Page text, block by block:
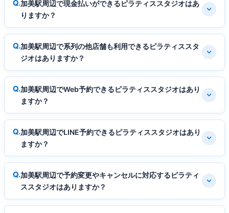
加美駅周辺で現金払いができるピラティススタジオはあ
りますか？
加美駅周辺で系列の他店舗も利用できるピラティススタ
ジオはありますか？
加美駅周辺でWeb予約できるピラティススタジオはあり
ますか？
加美駅周辺でLINE予約できるピラティススタジオはあり
ますか？
加美駅周辺で予約変更やキャンセルに対応するピラティ
ススタジオはありますか？